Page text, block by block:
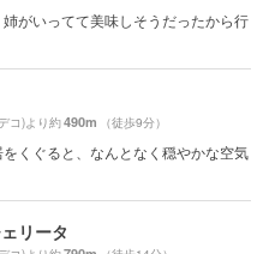
がいってて美味しそうだったから行
コ)より約490m （徒歩9分）
くぐると、なんとなく穏やかな空気
リータ